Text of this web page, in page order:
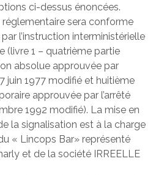
ci-dessus énoncées.
sera conforme
l’instruction interministérielle
(livre 1 – quatrième partie
absolue approuvée par
juin 1977 modifié et huitième
approuvée par l’arrêté
1992 modifié). La mise en
la signalisation est à la charge
« Lincops Bar» représenté
et de la société IRREELLE